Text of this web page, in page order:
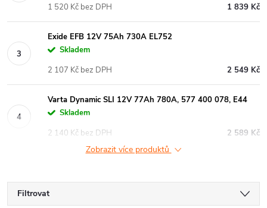
1 839 Kč
1 520 Kč bez DPH
Exide EFB 12V 75Ah 730A EL752
Skladem
2 549 Kč
2 107 Kč bez DPH
Varta Dynamic SLI 12V 77Ah 780A, 577 400 078, E44
Skladem
2 589 Kč
2 140 Kč bez DPH
Zobrazit více produktů
Filtrovat